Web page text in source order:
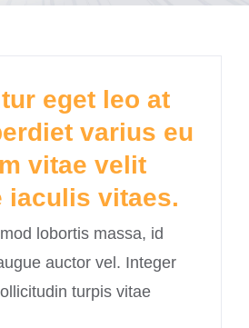
eget leo at
varius eu
vitae velit
iaculis vitaes.
lobortis massa, id
auctor vel. Integer
turpis vitae